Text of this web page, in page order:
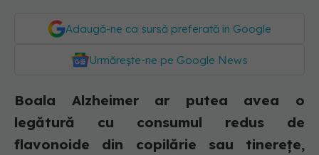
Adaugă-ne ca sursă preferată în Google
Urmărește-ne pe Google News
Boala Alzheimer ar putea avea o
legătură cu consumul redus de
flavonoide din copilărie sau tinerețe,